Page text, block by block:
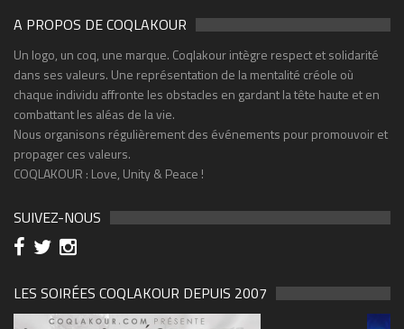
A PROPOS DE COQLAKOUR
Un logo, un coq, une marque. Coqlakour intègre respect et solidarité
dans ses valeurs. Une représentation de la mentalité créole où
chaque individu affronte les obstacles en gardant la tête haute et en
combattant les aléas de la vie.
Nous organisons régulièrement des événements pour promouvoir et
propager ces valeurs.
COQLAKOUR : Love, Unity & Peace !
SUIVEZ-NOUS
LES SOIRÉES COQLAKOUR DEPUIS 2007